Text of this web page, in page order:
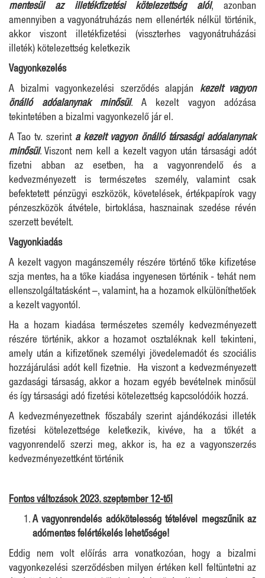
mentesül az illetékfizetési kötelezettség alól, azonban
amennyiben a vagyonátruházás nem ellenérték nélkül történik,
akkor viszont illetékfizetési (visszterhes vagyonátruházási
illeték) kötelezettség keletkezik
Vagyonkezelés
A bizalmi vagyonkezelési szerződés alapján kezelt vagyon
önálló adóalanynak minősül. A kezelt vagyon adózása
tekintetében a bizalmi vagyonkezelő jár el.
A Tao tv. szerint a kezelt vagyon önálló társasági adóalanynak
minősül. Viszont nem kell a kezelt vagyon után társasági adót
fizetni abban az esetben, ha a vagyonrendelő és a
kedvezményezett is természetes személy, valamint csak
befektetett pénzügyi eszközök, követelések, értékpapírok vagy
pénzeszközök átvétele, birtoklása, hasznainak szedése révén
szerzett bevételt.
Vagyonkiadás
A kezelt vagyon magánszemély részére történő tőke kifizetése
szja mentes, ha a tőke kiadása ingyenesen történik - tehát nem
ellenszolgáltatásként –, valamint, ha a hozamok elkülöníthetőek
a kezelt vagyontól.
Ha a hozam kiadása természetes személy kedvezményezett
részére történik, akkor a hozamot osztaléknak kell tekinteni,
amely után a kifizetőnek személyi jövedelemadót és szociális
hozzájárulási adót kell fizetnie. Ha viszont a kedvezményezett
gazdasági társaság, akkor a hozam egyéb bevételnek minősül
és így társasági adó fizetési kötelezettség kapcsolódóik hozzá.
A kedvezményezettnek főszabály szerint ajándékozási illeték
fizetési kötelezettsége keletkezik, kivéve, ha a tőkét a
vagyonrendelő szerzi meg, akkor is, ha ez a vagyonszerzés
kedvezményezettként történik
Fontos változások 2023. szeptember 12-től
A vagyonrendelés adókötelesség tételével megszűnik az
adómentes felértékelés lehetősége!
Eddig nem volt előírás arra vonatkozóan, hogy a bizalmi
vagyonkezelési szerződésben milyen értéken kell feltüntetni az